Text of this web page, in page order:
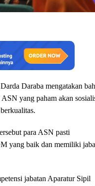
Daraba mengatakan
yang paham akan
para ASN pasti
yang baik dan memiliki
jabatan Aparatur Sipil